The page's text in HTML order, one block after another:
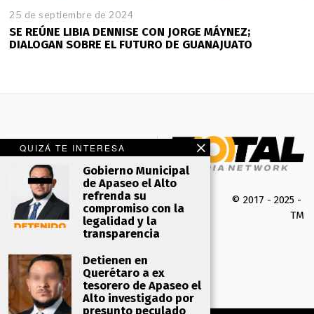
QUIZÁ TE INTERESA
Gobierno Municipal
de Apaseo el Alto
refrenda su
compromiso con la
legalidad y la
transparencia
Detienen en
Querétaro a ex
tesorero de Apaseo el
Alto investigado por
presunto peculado
25 de septiembre de 2024
SE REÚNE LIBIA DENNISE CON JORGE MÁYNEZ;
DIALOGAN SOBRE EL FUTURO DE GUANAJUATO
© 2017 - 2025 -